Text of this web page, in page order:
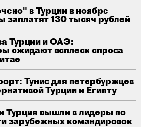
в Турции в ноябре
заплатят 130 тысяч рублей
Турции и ОАЭ:
ожидают всплеск спроса
Тунис для петербуржцев
Турции и Египту
Турция вышли в лидеры по
зарубежных командировок